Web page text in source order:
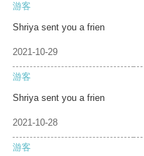
游客
Shriya sent you a frien
2021-10-29
游客
Shriya sent you a frien
2021-10-28
游客